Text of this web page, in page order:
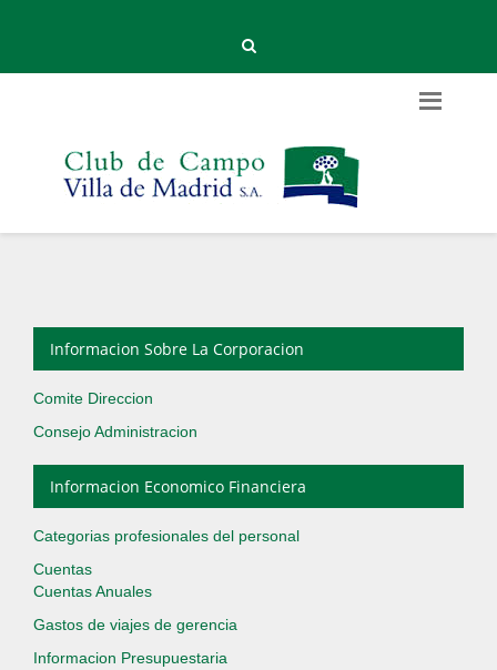
Informacion Sobre La Corporacion
Comite Direccion
Consejo Administracion
Informacion Economico Financiera
Categorias profesionales del personal
Cuentas
Cuentas Anuales
Gastos de viajes de gerencia
Informacion Presupuestaria